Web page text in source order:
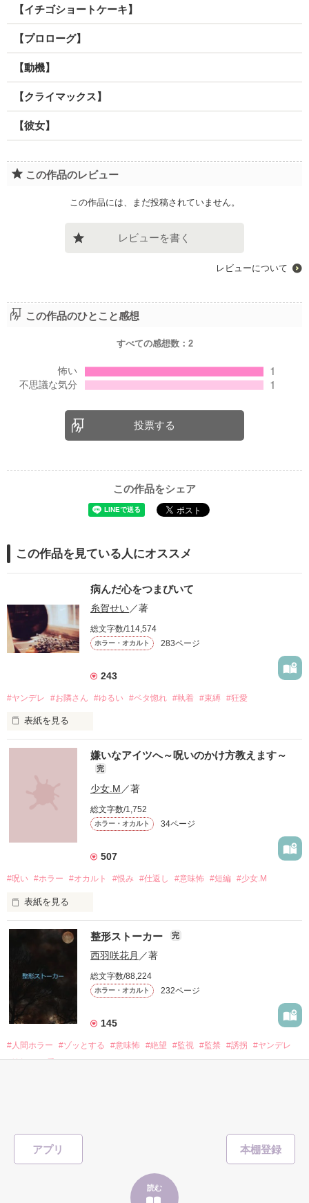
アプリ
読む
【イチゴショートケーキ】
【プロローグ】
【動機】
【クライマックス】
【彼女】
この作品のレビュー
この作品には、まだ投稿されていません。
レビューを書く
レビューについて
この作品のひとこと感想
すべての感想数： 2
投票する
この作品をシェア
この作品を見ている人にオススメ
病んだ心をつまびいて
糸賀せい／著
総文字数/114,574
ホラー・オカルト 283ページ
243
#ヤンデレ #お隣さん #ゆるい #ベタ惚れ #執着 #束縛 #狂愛
表紙を見る
『好きだから、監禁させてくれない？』
そんな告白をしてきたのは
一般女子高生
茜
─あきみち─
嫌いなアイツへ～呪いのかけ方教えます～
完
少女.M／著
総文字数/1,752
ホラー・オカルト 34ページ
507
#呪い #ホラー #オカルト #恨み #仕返し #意味怖 #短編 #少女.M
表紙を見る
憎い。悔しい。見返したい。不幸になればいい。
私をいじめたアイツ。
私を裏切ったアイツ。
私を騙したアイツ。
私の人生めちゃくちゃにしたアイツ。
許せない許せない許せない許せない許せない許せない許せない
許せない許せない許せない許せない許せない許せない許せない
整形ストーカー 完
西羽咲花月 ／著
総文字数/88,224
ホラー・オカルト 232ページ
145
#人間ホラー #ゾッとする #意味怖 #絶望 #監視 #監禁 #誘拐
#ヤンデレ
元カレの猟奇的な愛情から逃げ出した私
あれは悪い夢だったの